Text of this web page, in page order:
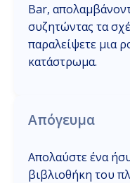
Bar,
συζητώντας τα
παραλείψετε μια
κατάστρωμα.
Απόγευμα
Απολαύστε ένα
βιβλιοθήκη του